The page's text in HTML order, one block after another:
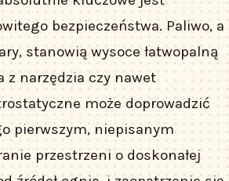
bezpieczeństwa. Paliwo, a
stanowią wysoce łatwopalną
z narzędzia czy nawet
może doprowadzić
pierwszym, niepisanym
przestrzeni o doskonałej